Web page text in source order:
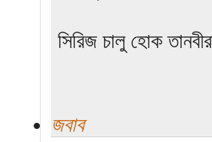
সিরিজ চালু হোক
জবাব